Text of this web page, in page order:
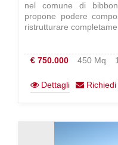
nel comune di
propone podere
ristrutturare
€ 750.000 450 Mq
Dettagli